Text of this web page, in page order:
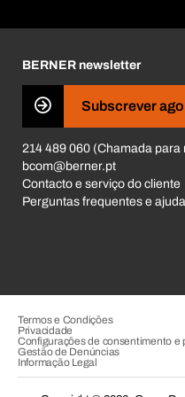
Business Conduct
BERNER newsletter
Subscrever
214 489 060 (Chamada para
bcom@berner.pt
Contacto e serviço do cliente
Perguntas frequentes e ajuda
Termos e Condições
Privacidade
Configurações de consentimento e
Gestão de Denúncias
Informação Legal